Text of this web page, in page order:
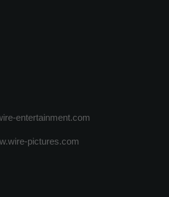
entertainment.com
pictures.com